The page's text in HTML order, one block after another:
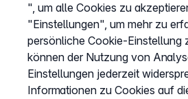
Service
Hilfecenter
Wissen
Kündigung
", um alle Cookies zu
"Einstellungen", um mehr zu
persönliche Cookie-Einstellung
können der Nutzung von
Einstellungen jederzeit
Informationen zu Cookies auf